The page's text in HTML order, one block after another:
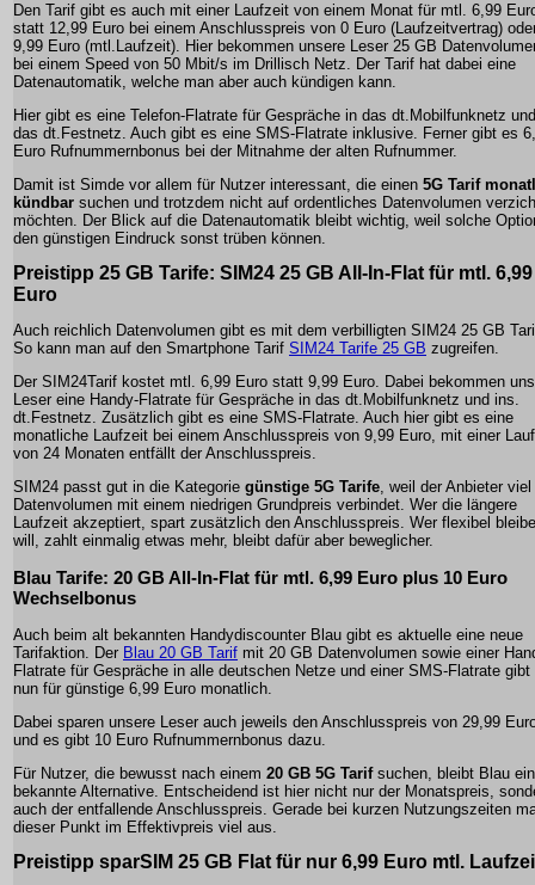
Den Tarif gibt es auch mit einer Laufzeit von einem Monat für mtl. 6,99
statt 12,99 Euro bei einem Anschlusspreis von 0 Euro (Laufzeitvertrag)
9,99 Euro (mtl.Laufzeit). Hier bekommen unsere Leser 25 GB
bei einem Speed von 50 Mbit/s im Drillisch Netz. Der Tarif hat dabei eine
Datenautomatik, welche man aber auch kündigen kann.
Hier gibt es eine Telefon-Flatrate für Gespräche in das dt.Mobilfunknetz
das dt.Festnetz. Auch gibt es eine SMS-Flatrate inklusive. Ferner gibt es
Euro Rufnummernbonus bei der Mitnahme der alten Rufnummer.
Damit ist Simde vor allem für Nutzer interessant, die einen 5G Tarif
kündbar suchen und trotzdem nicht auf ordentliches Datenvolumen
möchten. Der Blick auf die Datenautomatik bleibt wichtig, weil solche
den günstigen Eindruck sonst trüben können.
Preistipp 25 GB Tarife: SIM24 25 GB All-In-Flat für mtl. 6,99
Euro
Auch reichlich Datenvolumen gibt es mit dem verbilligten SIM24 25 GB
So kann man auf den Smartphone Tarif SIM24 Tarife 25 GB zugreifen.
Der SIM24Tarif kostet mtl. 6,99 Euro statt 9,99 Euro. Dabei bekommen
Leser eine Handy-Flatrate für Gespräche in das dt.Mobilfunknetz und ins.
dt.Festnetz. Zusätzlich gibt es eine SMS-Flatrate. Auch hier gibt es eine
monatliche Laufzeit bei einem Anschlusspreis von 9,99 Euro, mit einer
von 24 Monaten entfällt der Anschlusspreis.
SIM24 passt gut in die Kategorie günstige 5G Tarife, weil der Anbieter viel
Datenvolumen mit einem niedrigen Grundpreis verbindet. Wer die längere
Laufzeit akzeptiert, spart zusätzlich den Anschlusspreis. Wer flexibel
will, zahlt einmalig etwas mehr, bleibt dafür aber beweglicher.
Blau Tarife: 20 GB All-In-Flat für mtl. 6,99 Euro plus 10 Euro
Wechselbonus
Auch beim alt bekannten Handydiscounter Blau gibt es aktuelle eine neue
Tarifaktion. Der Blau 20 GB Tarif mit 20 GB Datenvolumen sowie einer
Flatrate für Gespräche in alle deutschen Netze und einer SMS-Flatrate gibt
nun für günstige 6,99 Euro monatlich.
Dabei sparen unsere Leser auch jeweils den Anschlusspreis von 29,99
und es gibt 10 Euro Rufnummernbonus dazu.
Für Nutzer, die bewusst nach einem 20 GB 5G Tarifsuchen, bleibt Blau
bekannte Alternative. Entscheidend ist hier nicht nur der Monatspreis,
auch der entfallende Anschlusspreis. Gerade bei kurzen Nutzungszeiten
dieser Punkt im Effektivpreis viel aus.
Preistipp sparSIM 25 GB Flat für nur 6,99 Euro mtl.